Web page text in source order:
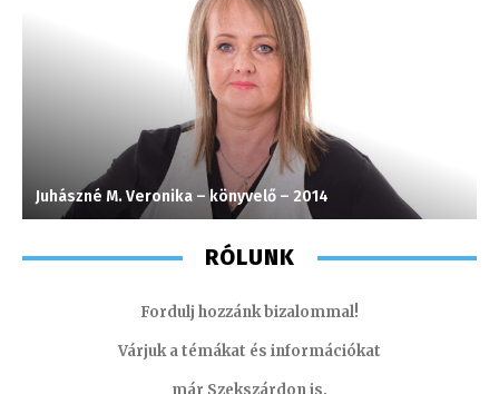
Juhászné M. Veronika – könyvelő – 2014
RÓLUNK
Fordulj hozzánk bizalommal!
Várjuk a témákat és információkat
már Szekszárdon is.